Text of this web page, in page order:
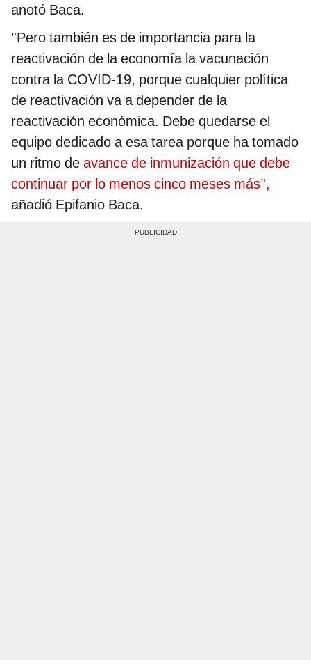
anotó Baca.
’'Pero también es de importancia para la
reactivación de la economía la vacunación
contra la COVID-19, porque cualquier política
de reactivación va a depender de la
reactivación económica. Debe quedarse el
equipo dedicado a esa tarea porque ha tomado
un ritmo de avance de inmunización que debe
continuar por lo menos cinco meses más’',
añadió Epifanio Baca.